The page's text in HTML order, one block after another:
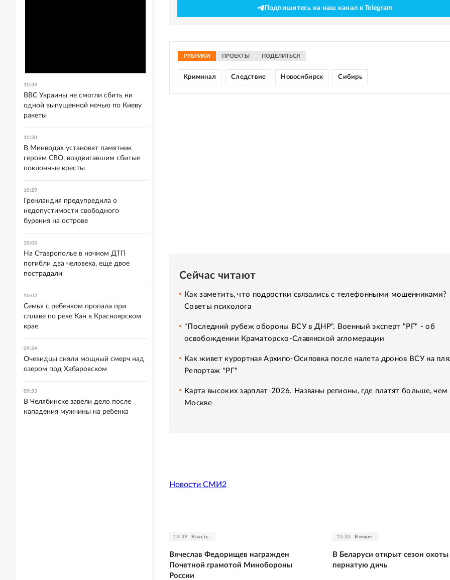
Подпишитесь на наш канал в Telegram
РУБРИКИ ПРОЕКТЫ ПОДЕЛИТЬСЯ
Криминал Следствие Новосибирск Сибирь
Сейчас читают
Как заметить, что подростки связались с телефонными мошенниками?
Советы психолога
"Последний рубеж обороны ВСУ в ДНР". Военный эксперт "РГ" - об
освобождении Краматорско-Славянской агломерации
Как живет курортная Архипо-Осиповка после налета дронов ВСУ на
Репортаж "РГ"
Карта высоких зарплат-2026. Названы регионы, где платят больше, чем
Москве
Новости СМИ2
13:39 Власть
Вячеслав Федорищев награжден
Почетной грамотой Минобороны
России
13:33 В мире
В Беларуси открыт сезон охоты
пернатую дичь
10:34
ВВС Украины не смогли сбить ни
одной выпущенной ночью по Киеву
ракеты
10:30
В Минводах установят памятник
героям СВО, воздвигавшим сбитые
поклонные кресты
10:29
Гренландия предупредила о
недопустимости свободного
бурения на острове
10:05
На Ставрополье в ночном ДТП
погибли два человека, еще двое
пострадали
10:02
Семья с ребенком пропала при
сплаве по реке Кан в Красноярском
крае
09:54
Очевидцы сняли мощный смерч над
озером под Хабаровском
09:53
В Челябинске завели дело после
нападения мужчины на ребенка